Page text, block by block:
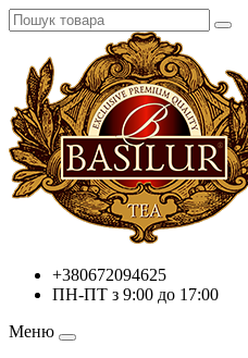
+380672094625
ПН-ПТ з 9:00 до 17:00
Меню